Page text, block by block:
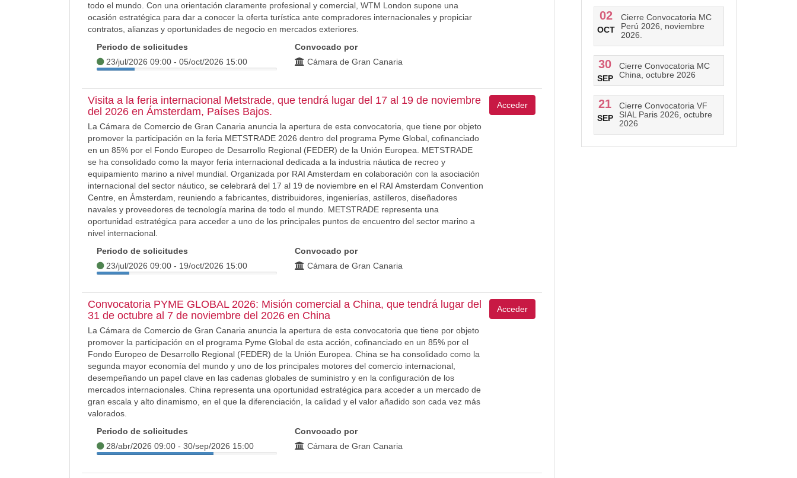
todo el mundo. Con una orientación claramente profesional y comercial, WTM London supone una
ocasión estratégica para dar a conocer la oferta turística ante compradores internacionales y propiciar
contratos, alianzas y oportunidades de negocio en mercados exteriores.
Periodo de solicitudes
23/jul/2026 09:00 - 05/oct/2026 15:00
Convocado por
Cámara de Gran Canaria
Visita a la feria internacional Metstrade, que tendrá lugar del 17 al 19 de noviembre
del 2026 en Ámsterdam, Países Bajos.
La Cámara de Comercio de Gran Canaria anuncia la apertura de esta convocatoria, que tiene por objeto
promover la participación en la feria METSTRADE 2026 dentro del programa Pyme Global, cofinanciado
en un 85% por el Fondo Europeo de Desarrollo Regional (FEDER) de la Unión Europea. METSTRADE
se ha consolidado como la mayor feria internacional dedicada a la industria náutica de recreo y
equipamiento marino a nivel mundial. Organizada por RAI Amsterdam en colaboración con la asociación
internacional del sector náutico, se celebrará del 17 al 19 de noviembre en el RAI Amsterdam Convention
Centre, en Ámsterdam, reuniendo a fabricantes, distribuidores, ingenierías, astilleros, diseñadores
navales y proveedores de tecnología marina de todo el mundo. METSTRADE representa una
oportunidad estratégica para acceder a uno de los principales puntos de encuentro del sector marino a
nivel internacional.
Periodo de solicitudes
23/jul/2026 09:00 - 19/oct/2026 15:00
Convocado por
Cámara de Gran Canaria
Acceder
Convocatoria PYME GLOBAL 2026: Misión comercial a China, que tendrá lugar del
31 de octubre al 7 de noviembre del 2026 en China
La Cámara de Comercio de Gran Canaria anuncia la apertura de esta convocatoria que tiene por objeto
promover la participación en el programa Pyme Global de esta acción, cofinanciado en un 85% por el
Fondo Europeo de Desarrollo Regional (FEDER) de la Unión Europea. China se ha consolidado como la
segunda mayor economía del mundo y uno de los principales motores del comercio internacional,
desempeñando un papel clave en las cadenas globales de suministro y en la configuración de los
mercados internacionales. China representa una oportunidad estratégica para acceder a un mercado de
gran escala y alto dinamismo, en el que la diferenciación, la calidad y el valor añadido son cada vez más
valorados.
Periodo de solicitudes
28/abr/2026 09:00 - 30/sep/2026 15:00
Convocado por
Cámara de Gran Canaria
Acceder
02
OCT
Cierre Convocatoria MC
Perú 2026, noviembre
2026.
30
SEP
Cierre Convocatoria MC
China, octubre 2026
21
SEP
Cierre Convocatoria VF
SIAL Paris 2026, octubre
2026